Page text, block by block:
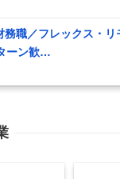
職／フレックス・
ーン歓…